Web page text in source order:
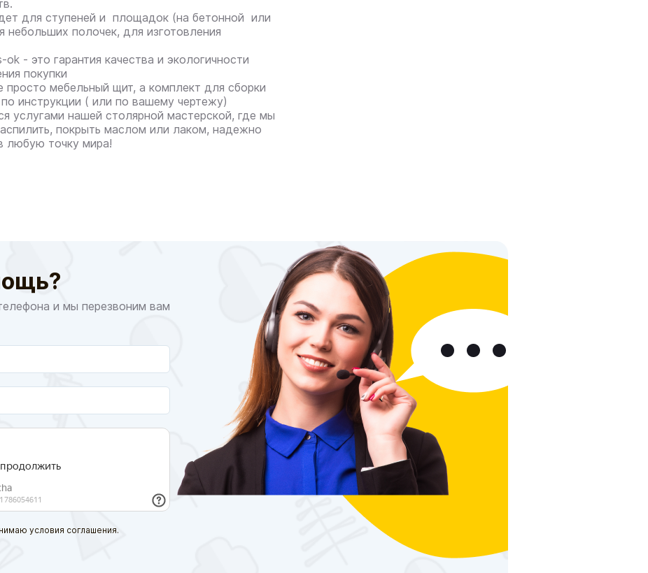
для ступеней и площадок (на бетонной или
небольших полочек, для изготовления
- это гарантия качества и экологичности
покупки
просто мебельный щит, а комплект для сборки
инструкции ( или по вашему чертежу)
услугами нашей столярной мастерской, где мы
покрыть маслом или лаком, надежно
любую точку мира!
и мы перезвоним вам
условия соглашения.